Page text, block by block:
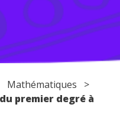
Mathématiques >
premier degré à